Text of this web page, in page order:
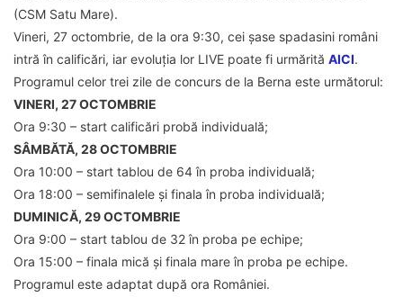
(CSM Satu Mare).
Vineri, 27 octombrie, de la ora 9:30, cei șase spadasini români
intră în calificări, iar evoluția lor LIVE poate fi urmărită AICI.
Programul celor trei zile de concurs de la Berna este următorul:
VINERI, 27 OCTOMBRIE
Ora 9:30 – start calificări probă individuală;
SÂMBĂTĂ, 28 OCTOMBRIE
Ora 10:00 – start tablou de 64 în proba individuală;
Ora 18:00 – semifinalele și finala în proba individuală;
DUMINICĂ, 29 OCTOMBRIE
Ora 9:00 – start tablou de 32 în proba pe echipe;
Ora 15:00 – finala mică și finala mare în proba pe echipe.
Programul este adaptat după ora României.